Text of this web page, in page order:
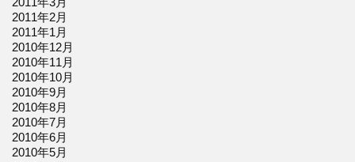
2011年2月
2011年1月
2010年12月
2010年11月
2010年10月
2010年9月
2010年8月
2010年7月
2010年6月
2010年5月